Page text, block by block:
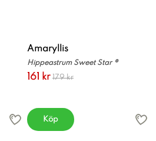
Amaryllis
Hippeastrum Sweet Star ®
161 kr 179 kr
Köp